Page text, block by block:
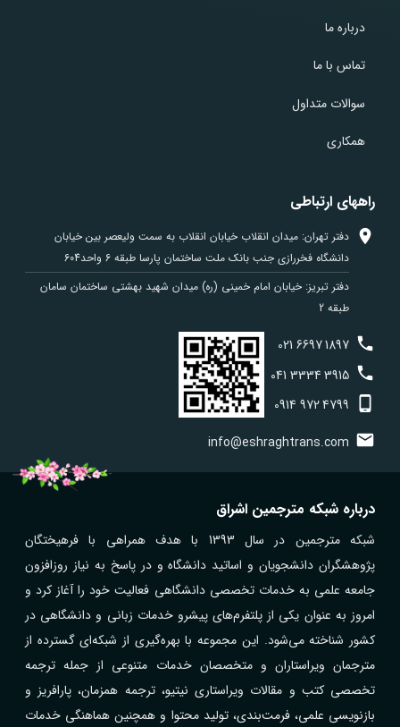
درباره ما
تماس با ما
سوالات متداول
همکاری
راههای ارتباطی
دفتر تهران: میدان انقلاب خیابان انقلاب به سمت ولیعصر بین خیابان
دانشگاه فخررازی جنب بانک ملت ساختمان پارسا طبقه 6 واحد604
دفتر تبریز: خیابان امام خمینی (ره) میدان شهید بهشتی ساختمان سامان
طبقه 2
021 66971897
041 33343915
0914 9724799
info@eshraghtrans.com
درباره شبکه مترجمین اشراق
شبکه مترجمین در سال 1393 با هدف همراهی با فرهیختگان
پژوهشگران دانشجویان و اساتید دانشگاه و در پاسخ به نیاز روزافزون
جامعه علمی به خدمات تخصصی دانشگاهی فعالیت خود را آغاز کرد و
امروز به عنوان یکی از پلتفرم‌های پیشرو خدمات زبانی و دانشگاهی در
کشور شناخته می‌شود. این مجموعه با بهره‌گیری از شبکه‌ای گسترده از
مترجمان ویراستاران و متخصصان خدمات متنوعی از جمله ترجمه
تخصصی کتب و مقالات ویراستاری نیتیو، ترجمه همزمان، پارافریز و
بازنویسی علمی، فرمت‌بندی، تولید محتوا و همچنین هماهنگی خدمات